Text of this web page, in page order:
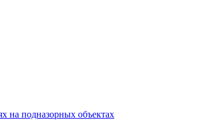
на подназорных объектах